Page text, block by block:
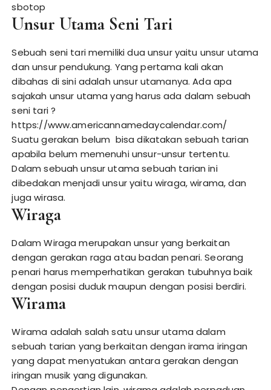
sbotop
Unsur Utama Seni Tari
Sebuah seni tari memiliki dua unsur yaitu unsur utama
dan unsur pendukung. Yang pertama kali akan
dibahas di sini adalah unsur utamanya. Ada apa
sajakah unsur utama yang harus ada dalam sebuah
seni tari ?
https://www.americannamedaycalendar.com/
Suatu gerakan belum bisa dikatakan sebuah tarian
apabila belum memenuhi unsur-unsur tertentu.
Dalam sebuah unsur utama sebuah tarian ini
dibedakan menjadi unsur yaitu wiraga, wirama, dan
juga wirasa.
Wiraga
Dalam Wiraga merupakan unsur yang berkaitan
dengan gerakan raga atau badan penari. Seorang
penari harus memperhatikan gerakan tubuhnya baik
dengan posisi duduk maupun dengan posisi berdiri.
Wirama
Wirama adalah salah satu unsur utama dalam
sebuah tarian yang berkaitan dengan irama iringan
yang dapat menyatukan antara gerakan dengan
iringan musik yang digunakan.